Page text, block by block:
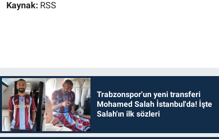
Kaynak: RSS
Trabzonspor'un yeni transferi
Mohamed Salah İstanbul'da! İşte
Salah'ın ilk sözleri